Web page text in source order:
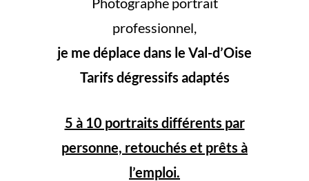
professionnel,
je me déplace dans le Val-d’Oise
Tarifs dégressifs adaptés
5 à 10 portraits différents par
personne, retouchés et prêts à
l’emploi.